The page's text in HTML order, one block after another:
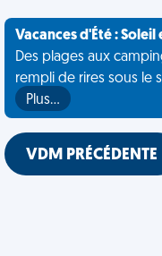
Vacances d'Été : Soleil
Des plages aux
rempli de rires sous le
Plus…
VDM PRÉCÉDENTE